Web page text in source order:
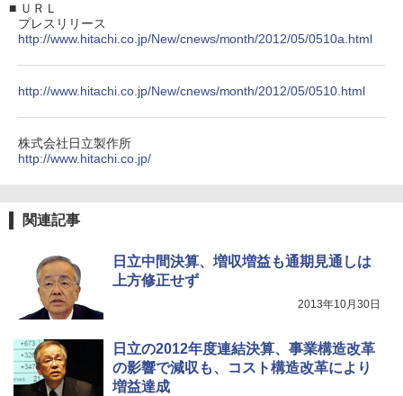
■ ＵＲＬ
プレスリリース
http://www.hitachi.co.jp/New/cnews/month/2012/05/0510a.html
http://www.hitachi.co.jp/New/cnews/month/2012/05/0510.html
株式会社日立製作所
http://www.hitachi.co.jp/
関連記事
日立中間決算、増収増益も通期見通しは
上方修正せず
2013年10月30日
日立の2012年度連結決算、事業構造改革
の影響で減収も、コスト構造改革により
増益達成